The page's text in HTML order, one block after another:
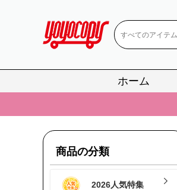
ホーム
商品の分類
2026人気特集